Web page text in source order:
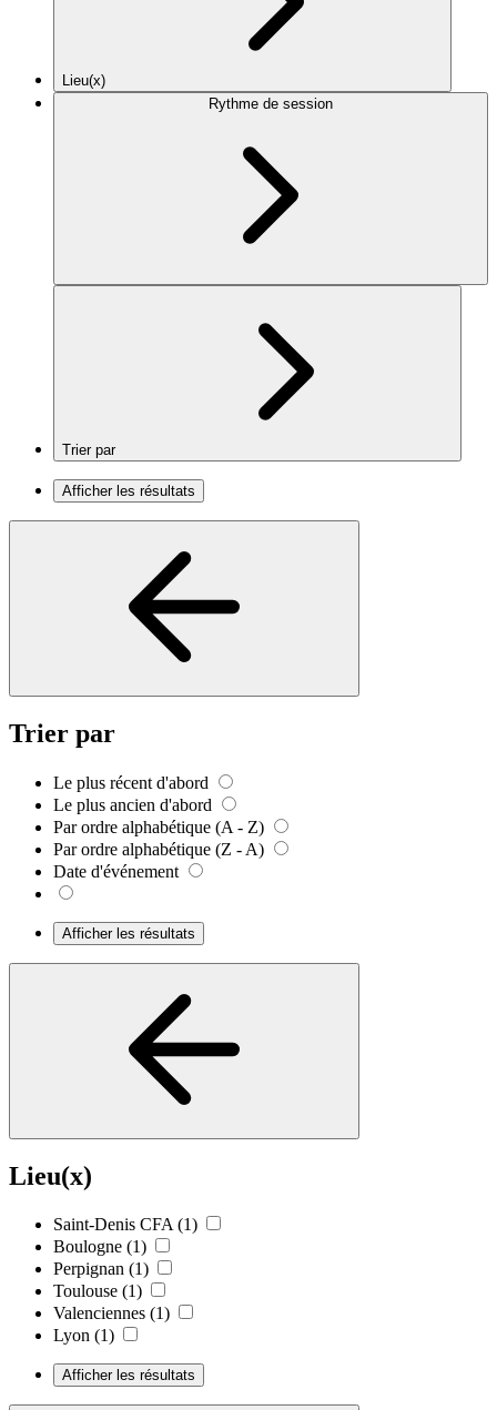
Lieu(x)
Rythme de session
Trier par
Afficher les résultats
Trier par
Le plus récent d'abord
Le plus ancien d'abord
Par ordre alphabétique (A - Z)
Par ordre alphabétique (Z - A)
Date d'événement
Afficher les résultats
Lieu(x)
Saint-Denis CFA (1)
Boulogne (1)
Perpignan (1)
Toulouse (1)
Valenciennes (1)
Lyon (1)
Afficher les résultats